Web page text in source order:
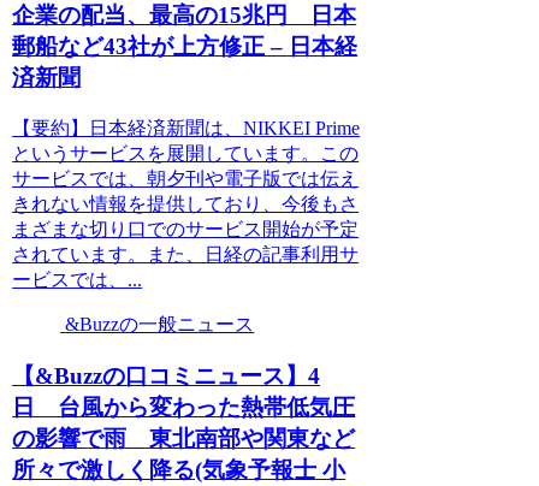
企業の配当、最高の15兆円 日本
郵船など43社が上方修正 – 日本経
済新聞
【要約】日本経済新聞は、NIKKEI Prime
というサービスを展開しています。この
サービスでは、朝夕刊や電子版では伝え
きれない情報を提供しており、今後もさ
まざまな切り口でのサービス開始が予定
されています。また、日経の記事利用サ
ービスでは、...
&Buzzの一般ニュース
【&Buzzの口コミニュース】4
日 台風から変わった熱帯低気圧
の影響で雨 東北南部や関東など
所々で激しく降る(気象予報士 小